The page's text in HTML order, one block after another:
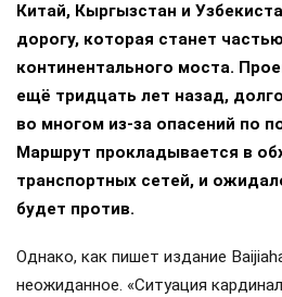
Китай, Кыргызстан и
дорогу, которая станет
континентального моста.
ещё тридцать лет назад,
во многом из-за опасений по
Маршрут прокладывается в
транспортных сетей, и
будет против.
Однако, как пишет издание
неожиданное. «Ситуация